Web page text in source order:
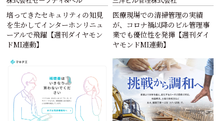
培ってきたセキュリティの知見
を生かしてインターホンリニュ
ーアルで飛躍【週刊ダイヤモン
ドMI連動】
医療現場での清掃管理の実績
が、コロナ禍以降のビル管理事
業でも優位性を発揮【週刊ダイ
ヤモンドMI連動】